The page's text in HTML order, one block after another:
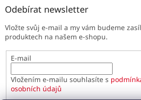
Odebírat newsletter
Vložte svůj e-mail a my vám budeme
produktech na našem e-shopu.
E-mail
Vložením e-mailu souhlasíte s
osobních údajů